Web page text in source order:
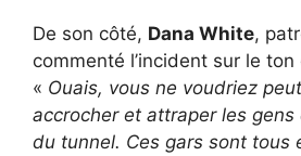
De son côté, Dana White,
commenté l’incident sur le ton
« Ouais, vous ne voudriez
accrocher et attraper les
du tunnel. Ces gars sont tous